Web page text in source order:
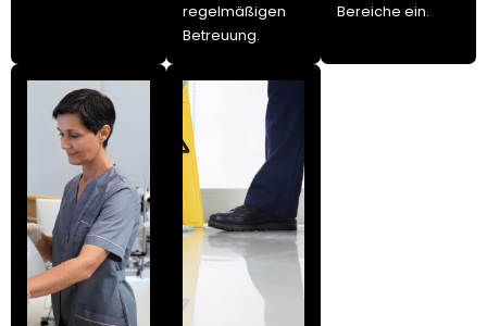
regelmäßigen
Betreuung.
Bereiche ein.